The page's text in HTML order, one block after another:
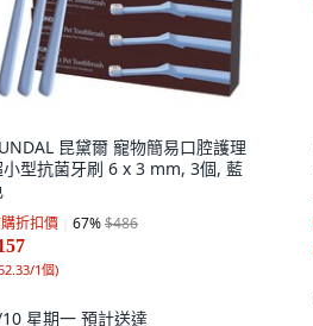
昆黛爾 寵物簡易口腔護理
小型抗菌牙刷 6 x 3 mm, 3個, 藍
折扣價 67%$486
1個)
星期一 預計送達